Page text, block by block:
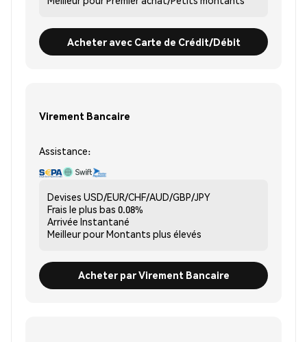
Acheter avec Carte de Crédit/Débit
Virement Bancaire
Assistance:
Devises USD/EUR/CHF/AUD/GBP/JPY
Frais le plus bas 0.08%
Arrivée Instantané
Meilleur pourMontants plus élevés
Acheter par Virement Bancaire